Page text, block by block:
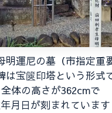
明運尼の墓（市指定重
は宝篋印塔という形式
全体の高さが362cmで
月日が刻まれています